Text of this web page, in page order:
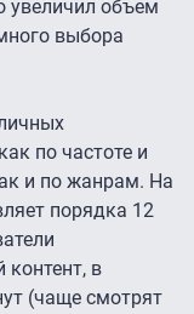
увеличил объем
выбора
по частоте и
и по жанрам. На
порядка 12
контент, в
(чаще смотрят